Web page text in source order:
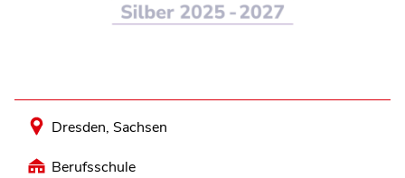
Dresden, Sachsen
Berufsschule